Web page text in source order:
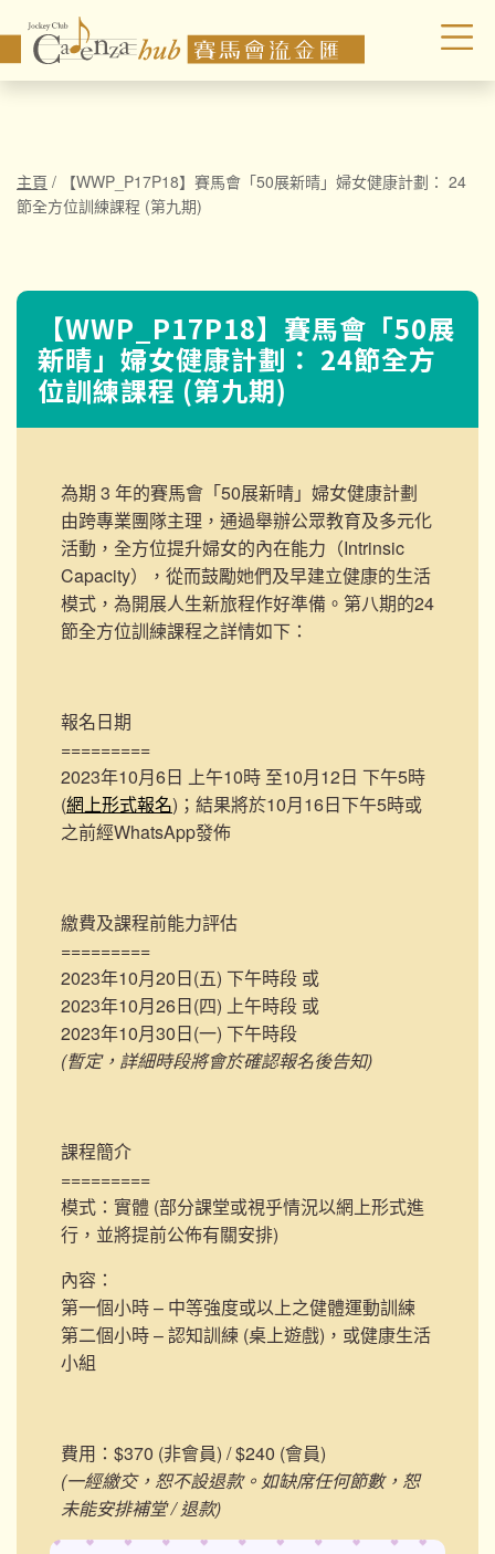
主頁 /
【WWP_P17P18】賽馬會「50展新晴」婦女健康計劃： 24
節全方位訓練課程 (第九期)
【WWP_P17P18】賽馬會「50展
新晴」婦女健康計劃： 24節全方
位訓練課程 (第九期)
為期 3 年的賽馬會「50展新晴」婦女健康計劃
由跨專業團隊主理，通過舉辦公眾教育及多元化
活動，全方位提升婦女的內在能力（Intrinsic
Capacity），從而鼓勵她們及早建立健康的生活
模式，為開展人生新旅程作好準備。第八期的24
節全方位訓練課程之詳情如下：
報名日期
=========
2023年10月6日 上午10時 至10月12日 下午5時
(網上形式報名)；結果將於10月16日下午5時或
之前經WhatsApp發佈
繳費及課程前能力評估
=========
2023年10月20日(五) 下午時段 或
2023年10月26日(四) 上午時段 或
2023年10月30日(一) 下午時段
(暫定，詳細時段將會於確認報名後告知)
課程簡介
=========
模式：實體 (部分課堂或視乎情況以網上形式進
行，並將提前公佈有關安排)
內容：
第一個小時 – 中等強度或以上之健體運動訓練
第二個小時 – 認知訓練 (桌上遊戲)，或健康生活
小組
費用：$370 (非會員) / $240 (會員)
(一經繳交，恕不設退款。如缺席任何節數，恕
未能安排補堂 / 退款)